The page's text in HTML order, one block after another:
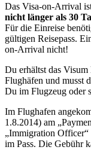
Das Visa-on-Arrival
nicht länger als 30
Für die Einreise
gültigen Reisepass.
on-Arrival nicht!
Du erhältst das Visum
Flughäfen und musst
Du im Flugzeug oder
Im Flughafen
1.8.2014) am
„Immigration Officer“
im Pass. Die Gebühr